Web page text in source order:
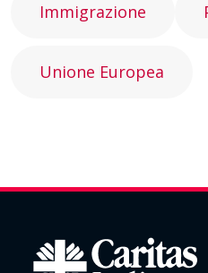
Immigrazione
Unione Europea